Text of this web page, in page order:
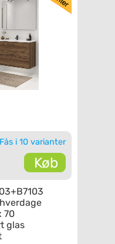
Fås i 10 varianter
Køb
70
glas